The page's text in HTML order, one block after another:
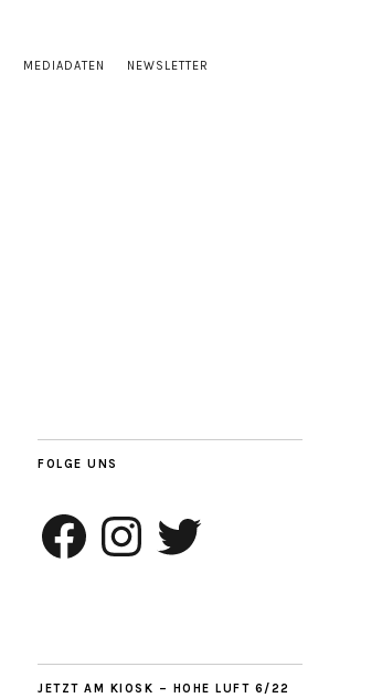
MEDIADATEN NEWSLETTER
FOLGE UNS
Facebook InstagramTwitter
JETZT AM KIOSK – HOHE LUFT 6/22